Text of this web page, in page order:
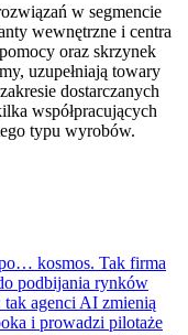
w segmencie
wewnętrzne i centra
oraz skrzynek
uzupełniają towary
dostarczanych
współpracujących
typu wyrobów.
kosmos. Tak firma
podbijania rynków
tak agenci AI zmienią
i prowadzi pilotaże